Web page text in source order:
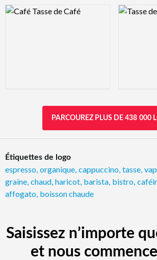
Logo Preview Image Logo
PARCOUREZ PLUS DE 438 000
Étiquettes de logo
espresso organique cappuccino tasse
graine chaud haricot barista bistro
affogato boisson chaude
Saisissez n’importe
et nous